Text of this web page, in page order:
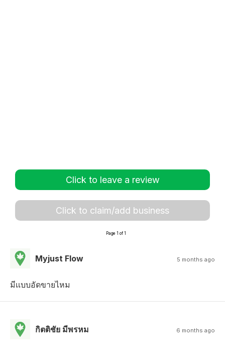
Click to leave a review
Click to claim/add business
Page 1 of 1
Myjust Flow 5 months ago
มีเเบบอัดขายไหม
กิตติชัย มีพรหม 6 months ago